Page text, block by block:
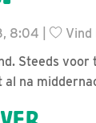
8:04 | Vind
Steeds
al na